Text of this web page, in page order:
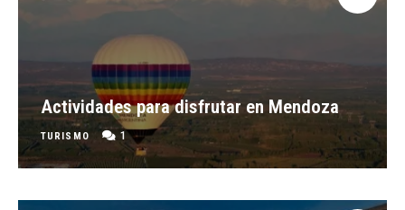
Actividades para disfrutar en Mendoza
TURISMO 1